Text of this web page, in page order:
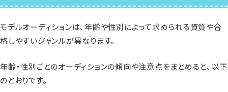
モデルオーディションは、年齢や性別によって求められる資質や合
格しやすいジャンルが異なります。
年齢・性別ごとのオーディションの傾向や注意点をまとめると、以下
のとおりです。